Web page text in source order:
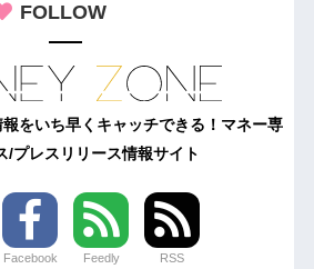
FOLLOW
をいち早くキャッチできる！マネー専
/プレスリリース情報サイト
Facebook Feedly RSS